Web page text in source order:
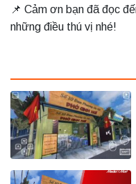
📌 Cảm ơn bạn đã đọc
những điều thú vị nhé!